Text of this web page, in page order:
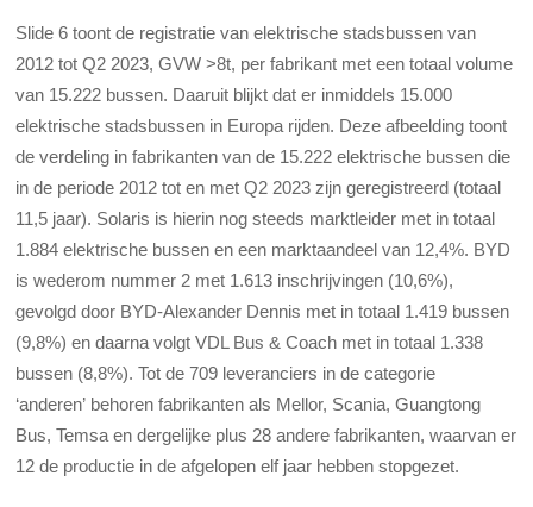
Slide 6 toont de registratie van elektrische stadsbussen van
2012 tot Q2 2023, GVW >8t, per fabrikant met een totaal volume
van 15.222 bussen. Daaruit blijkt dat er inmiddels 15.000
elektrische stadsbussen in Europa rijden. Deze afbeelding toont
de verdeling in fabrikanten van de 15.222 elektrische bussen die
in de periode 2012 tot en met Q2 2023 zijn geregistreerd (totaal
11,5 jaar). Solaris is hierin nog steeds marktleider met in totaal
1.884 elektrische bussen en een marktaandeel van 12,4%. BYD
is wederom nummer 2 met 1.613 inschrijvingen (10,6%),
gevolgd door BYD-Alexander Dennis met in totaal 1.419 bussen
(9,8%) en daarna volgt VDL Bus & Coach met in totaal 1.338
bussen (8,8%). Tot de 709 leveranciers in de categorie
‘anderen’ behoren fabrikanten als Mellor, Scania, Guangtong
Bus, Temsa en dergelijke plus 28 andere fabrikanten, waarvan er
12 de productie in de afgelopen elf jaar hebben stopgezet.